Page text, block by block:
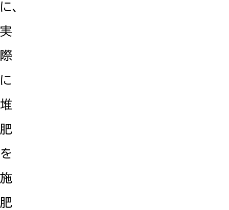
に、
実
際
に
堆
肥
を
施
肥